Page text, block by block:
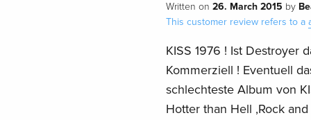
Written on 26. March 2015 by
This customer review refers to a
KISS 1976 ! Ist Destroyer
Kommerziell ! Eventuell
schlechteste Album von
Hotter than Hell ,Rock